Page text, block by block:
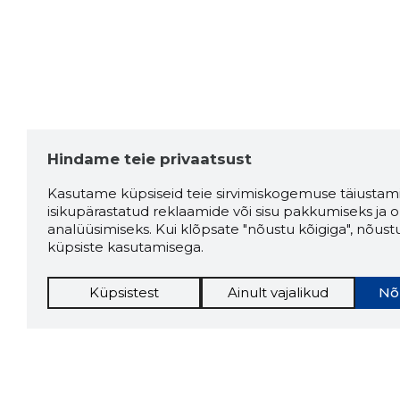
Hindame teie privaatsust
Kasutame küpsiseid teie sirvimiskogemuse
isikupärastatud reklaamide või sisu pakkumiseks ja
analüüsimiseks. Kui klõpsate "nõustu kõigiga",
küpsiste kasutamisega.
Küpsistest Ainult vajalikud